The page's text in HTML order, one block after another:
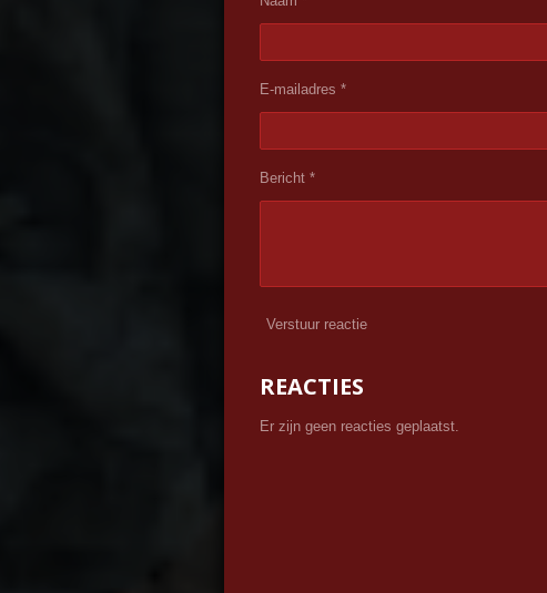
E-mailadres *
Bericht *
Verstuur reactie
REACTIES
Er zijn geen reacties geplaatst.